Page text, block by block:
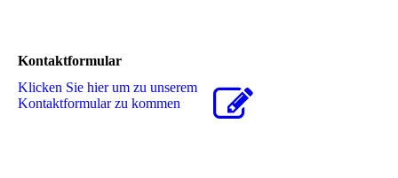
Kontaktformular
Klicken Sie hier um zu unserem
Kon­takt­for­mu­lar zu kommen